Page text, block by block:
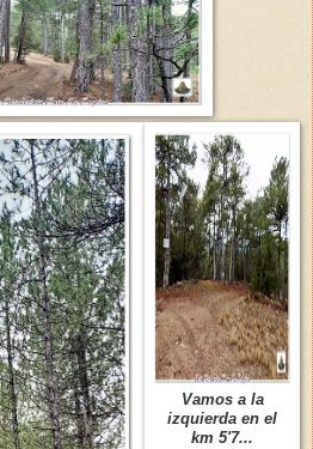
Vamos a la
izquierda en el
km 5'7...